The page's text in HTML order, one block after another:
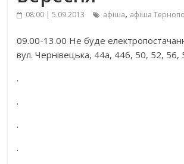
08:00 | 5.09.2013 афіша, афіша
09.00-13.00 Не буде
вул. Чернівецька, 44а, 44б, 50, 52, 56,
.
.
.
.